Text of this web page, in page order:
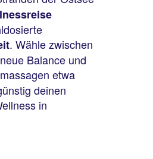
. Wähle zwischen
Balance und
etwa
deinen
in